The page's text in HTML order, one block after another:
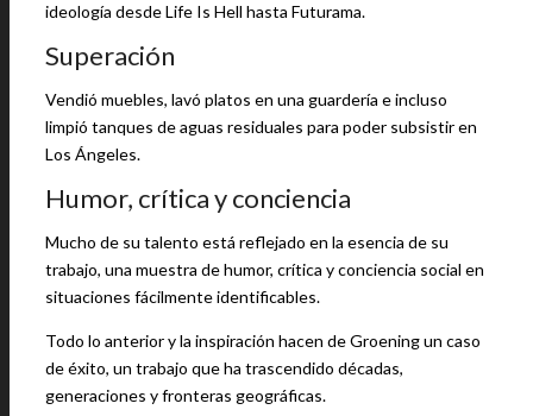
ideología desde Life Is Hell hasta Futurama.
Superación
Vendió muebles, lavó platos en una guardería e incluso
limpió tanques de aguas residuales para poder subsistir en
Los Ángeles.
Humor, crítica y conciencia
Mucho de su talento está reflejado en la esencia de su
trabajo, una muestra de humor, crítica y conciencia social en
situaciones fácilmente identificables.
Todo lo anterior y la inspiración hacen de Groening un caso
de éxito, un trabajo que ha trascendido décadas,
generaciones y fronteras geográficas.